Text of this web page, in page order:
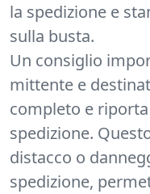
la spedizione e
sulla busta.
Un consiglio
mittente e
completo e
spedizione.
distacco o
spedizione,